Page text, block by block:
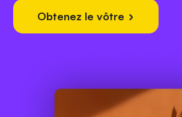
Obtenez le vôtre